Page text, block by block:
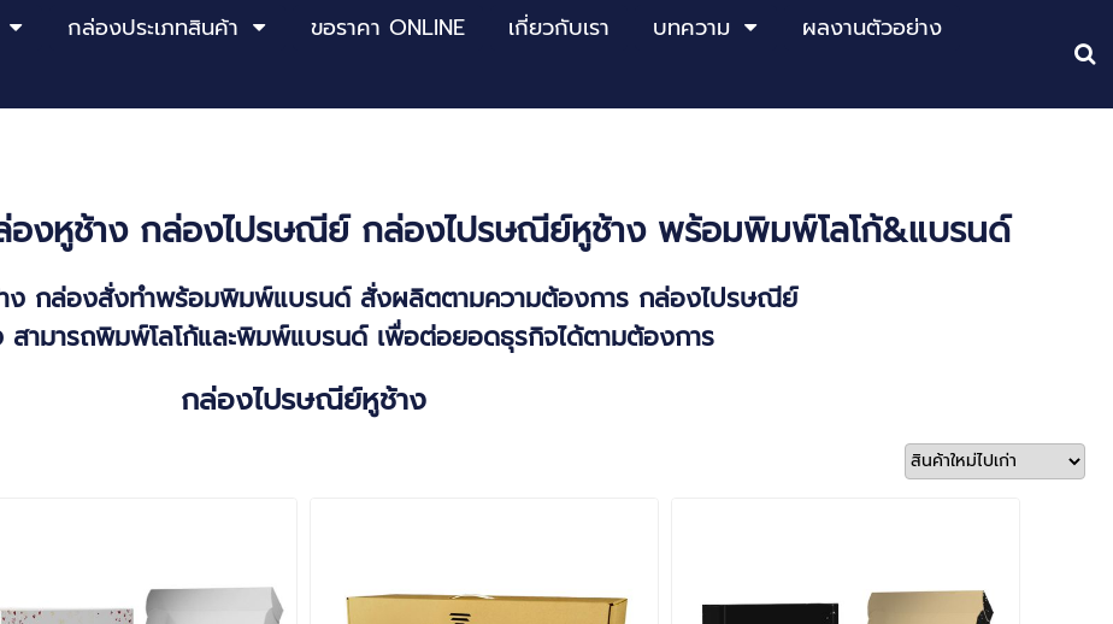
กล่องประเภทสินค้า ขอราคา ONLINE เกี่ยวกับเรา บทความ
ผลงานตัวอย่าง
องหูช้าง กล่องไปรษณีย์กล่องไปรษณีย์หูช้าง พร้อมพิมพ์โลโก้&แบรนด์
กล่องสั่งทำพร้อมพิมพ์แบรนด์ สั่งผลิตตามความต้องการ กล่องไปรษณีย์
สามารถพิมพ์โลโก้และพิมพ์แบรนด์ เพื่อต่อยอดธุรกิจได้ตามต้องการ
กล่องไปรษณีย์หูช้าง